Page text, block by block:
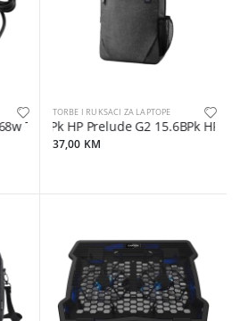
Type-C Adapter Power Supply
TORBE I RUKSACI ZA LAPTOPE
BPk HP Prelude G2 15.6BPk HP
37,00 KM